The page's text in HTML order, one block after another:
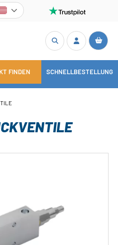
FINDEN SCHNELLBESTELLUNG